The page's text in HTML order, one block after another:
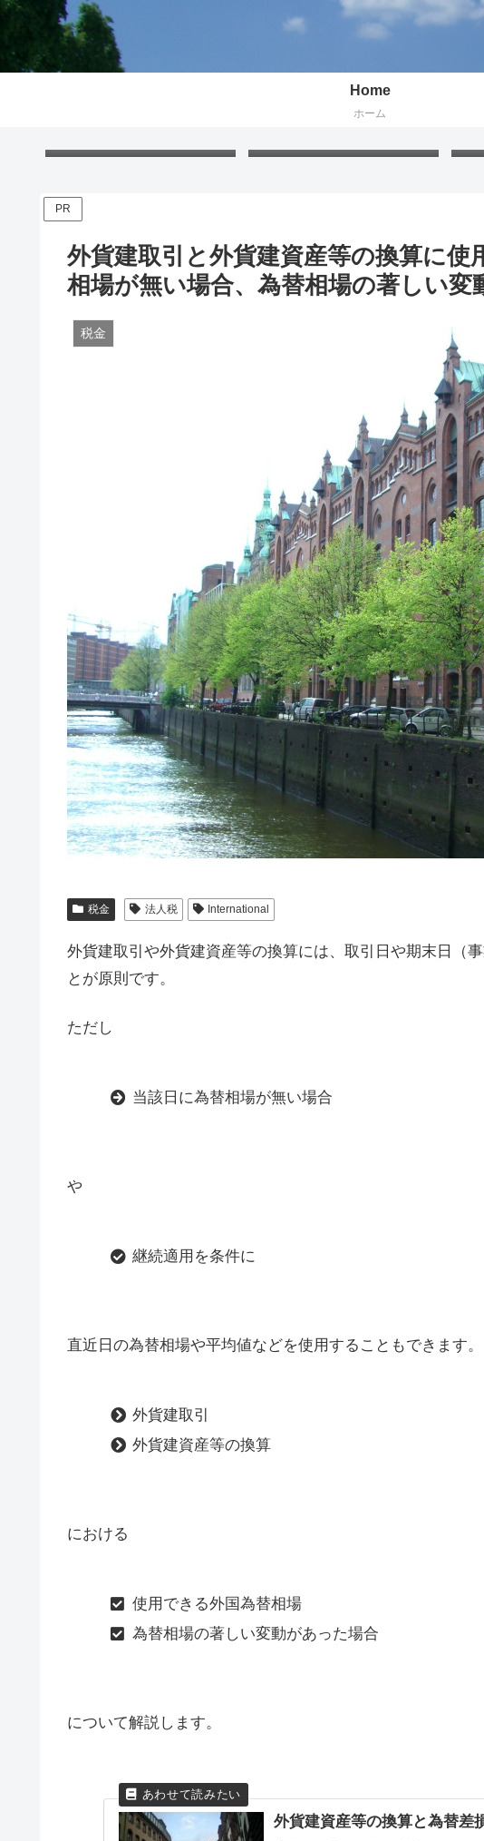
Home
ホーム
「くまちゃんポストカード」
じ
PR
外貨建取引と外貨建資産等の換算に使
相場が無い場合、為替相場の著しい変
税金
税金 法人税 International
外貨建取引や外貨建資産等の換算には、取引日や期末日（
とが原則です。
ただし
当該日に為替相場が無い場合
や
継続適用を条件に
直近日の為替相場や平均値などを使用することもできます。
外貨建取引
外貨建資産等の換算
における
使用できる外国為替相場
為替相場の著しい変動があった場合
について解説します。
外貨建資産等の換算と為替差